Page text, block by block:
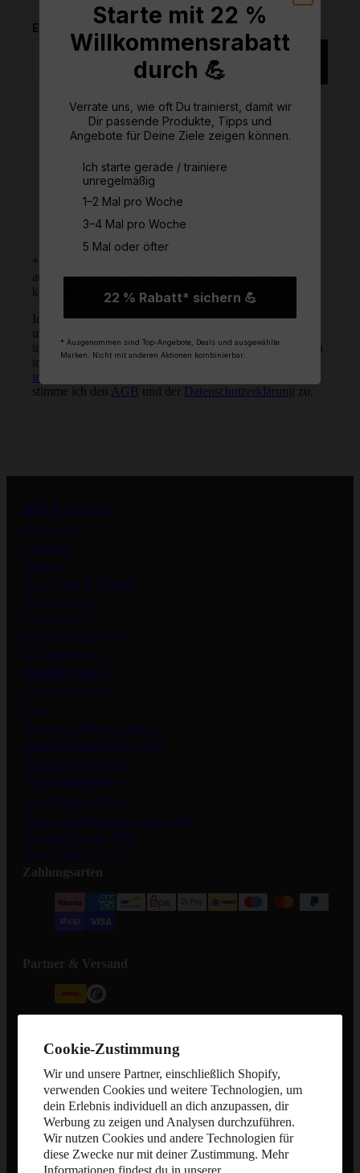
Cookie-Zustimmung
Wir und unsere Partner, einschließlich Shopify,
verwenden Cookies und weitere Technologien, um
dein Erlebnis individuell an dich anzupassen, dir
Werbung zu zeigen und Analysen durchzuführen.
Wir nutzen Cookies und andere Technologien für
diese Zwecke nur mit deiner Zustimmung. Mehr
Informationen findest du in unserer
E-Mail-Adresse
22 % Willkommensrabatt*
Mail und Post
News rund um Fitness, Abnehmen und
gesunde Ernährung
ausgewählte Marken. Nicht mit anderen Aktionen
kombinierbar.
Ich möchte regelmäßig über aktuelle Trends, Angebote
und Gutscheine von
informiert werden. Eine Abmeldung ist jederzeit über den
in jeder E-Mail enthaltenen Abmeldelink oder unter
info@bodylab24.de
stimme ich den AGB und der Datenschutzerklärung zu.
UNSER VERSPRECHEN:
BESTE QUALITÄT ZU
FAIREN PREISEN
Folge uns
Instagram
Hilfe & Kontakt
Bestellung
Lieferung
Zahlung
Gutscheine & Rabatte
Rücksendung
Kundenkonto
Produktinformationen
Kooperationen
Nützliche Links
Über BODYLAB
Jobs
Angebote & Rabattaktionen
Freunde-Werben Programm
Studentenprogramm
Top Supplements
Whey Protein 2000g
EAA Essential Amino Acids 360g
Creatine Powder 500g
Protein Bar 12 x 65g
Zahlungsarten
Partner & Versand
Starte mit 22 %
Willkommensrabatt
durch 💪
Verrate uns, wie oft Du trainierst, damit wir
Dir passende Produkte, Tipps und
Angebote für Deine Ziele zeigen können.
Wie oft trainierst du aktuell?
Ich starte gerade / trainiere
unregelmäßig
1–2 Mal pro Woche
3–4 Mal pro Woche
5 Mal oder öfter
22 % Rabatt* sichern 💪
* Ausgenommen sind Top-Angebote, Deals und ausgewählte
Marken. Nicht mit anderen Aktionen kombinierbar.